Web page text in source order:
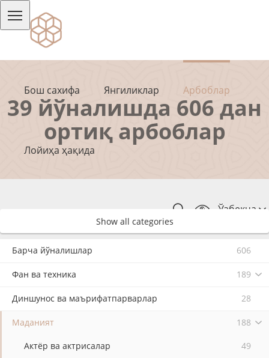
Бош сахифа Янгиликлар Арбоблар
Лойиҳа ҳақида
Ўзбекча
39 йўналишда 606 дан
ортиқ арбоблар
Show all categories
Барча йўналишлар 606
Фан ва техника 189
Диншунос ва маърифатпарварлар 28
Маданият 188
Актёр ва актрисалар
49